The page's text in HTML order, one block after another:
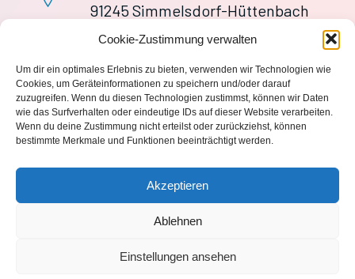
Cookie-Zustimmung verwalten
Um dir ein optimales Erlebnis zu bieten, verwenden wir Technologien wie
Cookies, um Geräteinformationen zu speichern und/oder darauf
zuzugreifen. Wenn du diesen Technologien zustimmst, können wir Daten
wie das Surfverhalten oder eindeutige IDs auf dieser Website verarbeiten.
Wenn du deine Zustimmung nicht erteilst oder zurückziehst, können
bestimmte Merkmale und Funktionen beeinträchtigt werden.
Akzeptieren
Ablehnen
Einstellungen ansehen
91245 Simmelsdorf-Hüttenbach
+49 9155 9279727
wache113@ff-huettenbach.de